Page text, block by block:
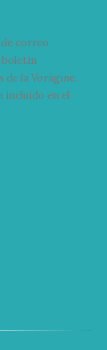
correo
boletín
la Vorágine.
incluido en el